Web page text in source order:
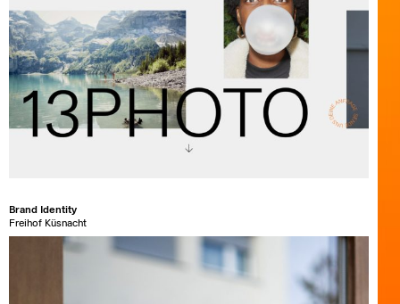
Brand Identity
Freihof Küsnacht